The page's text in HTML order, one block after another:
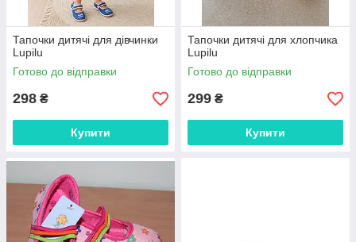
Тапочки дитячі для дівчинки
Lupilu
Готово до відправки
298 ₴
Купити
Тапочки дитячі для хлопчика
Lupilu
Готово до відправки
299 ₴
Купити